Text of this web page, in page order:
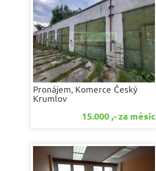
Pronájem, Komerce Český
Krumlov
15.000 ,- za měsíc